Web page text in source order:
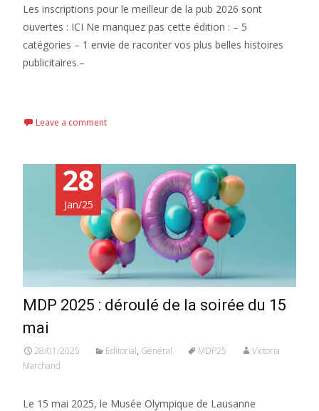
Les inscriptions pour le meilleur de la pub 2026 sont
ouvertes : ICI Ne manquez pas cette édition : – 5
catégories – 1 envie de raconter vos plus belles histoires
publicitaires.–
Leave a comment
28
Jan/25
MDP 2025 : déroulé de la soirée du 15
mai
28/01/2025 Editorial, Général MDP25
Victoria
Marchand
Le 15 mai 2025, le Musée Olympique de Lausanne